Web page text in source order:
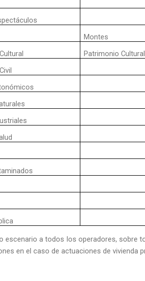
Montes
Patrimonio Cultural
escenario a todos los operadores, sobre
en el caso de actuaciones de vivienda